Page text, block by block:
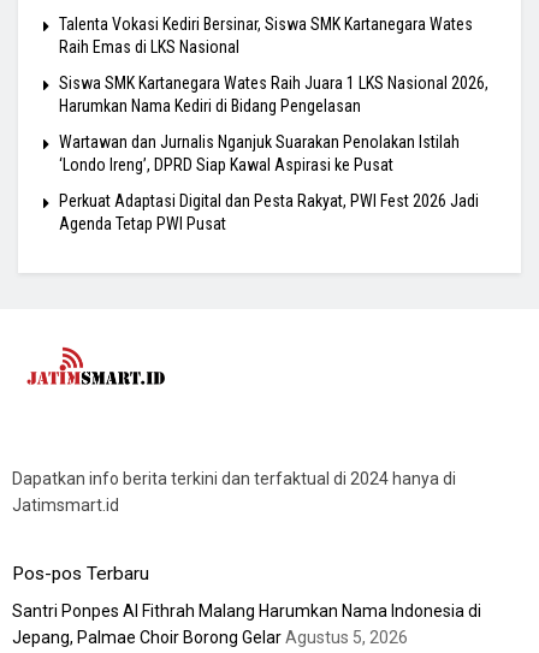
Talenta Vokasi Kediri Bersinar, Siswa SMK Kartanegara Wates
Raih Emas di LKS Nasional
Siswa SMK Kartanegara Wates Raih Juara 1 LKS Nasional 2026,
Harumkan Nama Kediri di Bidang Pengelasan
Wartawan dan Jurnalis Nganjuk Suarakan Penolakan Istilah
‘Londo Ireng’, DPRD Siap Kawal Aspirasi ke Pusat
Perkuat Adaptasi Digital dan Pesta Rakyat, PWI Fest 2026 Jadi
Agenda Tetap PWI Pusat
Dapatkan info berita terkini dan terfaktual di 2024 hanya di
Jatimsmart.id
Pos-pos Terbaru
Santri Ponpes Al Fithrah Malang Harumkan Nama Indonesia di
Jepang, Palmae Choir Borong GelarAgustus 5, 2026